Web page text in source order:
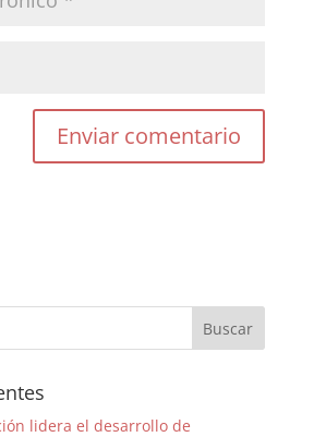
lidera el desarrollo de